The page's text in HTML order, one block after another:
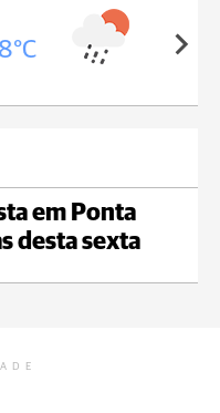
min 18°C
em Ponta
desta sexta